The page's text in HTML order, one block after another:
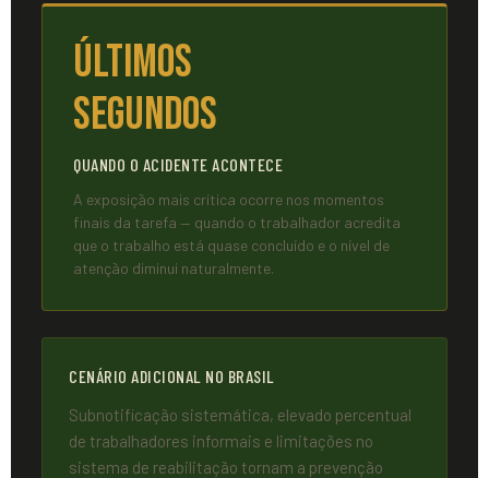
Últimos
Segundos
QUANDO O ACIDENTE ACONTECE
A exposição mais crítica ocorre nos momentos
finais da tarefa — quando o trabalhador acredita
que o trabalho está quase concluído e o nível de
atenção diminui naturalmente.
CENÁRIO ADICIONAL NO BRASIL
Subnotificação sistemática, elevado percentual
de trabalhadores informais e limitações no
sistema de reabilitação tornam a prevenção